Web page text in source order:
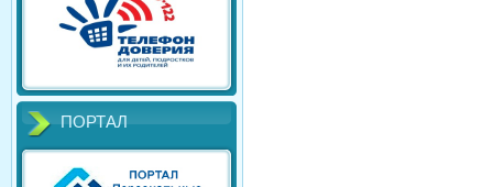
ПОРТАЛ